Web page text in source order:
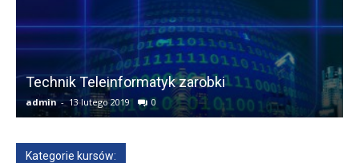
Technik Teleinformatyk zarobki
admin - 13 lutego 2019 0
Kategorie kursów: